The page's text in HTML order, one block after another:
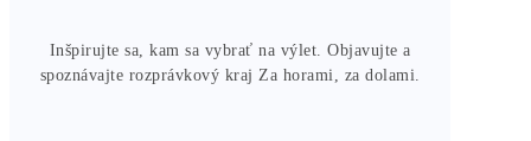
Inšpirujte sa, kam sa vybrať na výlet. Objavujte a
spoznávajte rozprávkový kraj Za horami, za dolami.